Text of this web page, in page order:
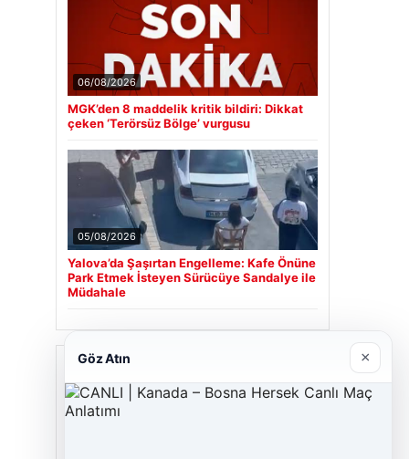
06/08/2026
MGK’den 8 maddelik kritik bildiri: Dikkat
çeken ‘Terörsüz Bölge’ vurgusu
05/08/2026
Yalova’da Şaşırtan Engelleme: Kafe Önüne
Park Etmek İsteyen Sürücüye Sandalye ile
Müdahale
Son Eklenen Firmalar
Cengiz Sigorta
Göz Atın ×